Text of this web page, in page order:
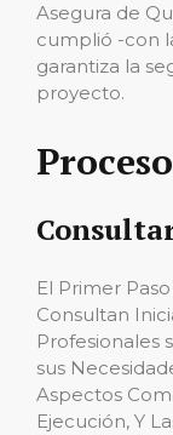
Asegura de
cumplió -con
garantiza la
proyecto.
El Primer
Consultan
Profesionales
sus
Aspectos
Ejecución, Y